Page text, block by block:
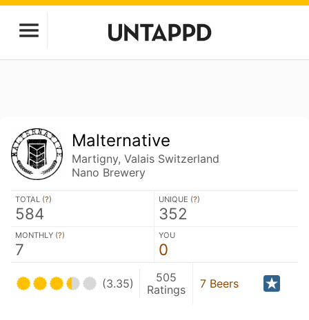
Malternative
Martigny, Valais Switzerland
Nano Brewery
TOTAL (?)
584
UNIQUE (?)
352
MONTHLY (?)
7
YOU
0
(3.35)
505
Ratings
7 Beers